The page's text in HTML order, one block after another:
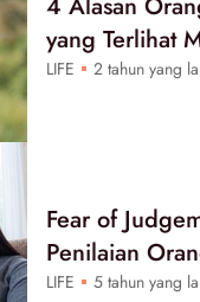
yang Terlihat
LIFE 2 tahun yang
Fear of
Penilaian
LIFE 5 tahun yang